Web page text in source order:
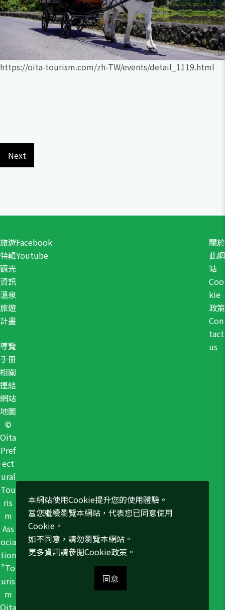
https://oita-tourism.com/zh-TW/events/detail_1119.html
Next
旅遊
特輯
觀光
資訊
溫泉
旅遊
計畫
導覽
手冊
相關
連結
網站
地圖
關於
此網
站
Coo
kie
政策
Con
tact
us
Facebook
Youtube
©
Oita
Pref
ect
ural
Tou
ris
m
Ass
ocia
tion
"To
uris
m
Oita
本網站使用Cookie提升您的使用體驗。
當您繼續瀏覽本網站，代表您已同意使用
Cookie。
如不同意，請勿瀏覽本網站。
更多資訊請參閱Cookie政策 。
同意